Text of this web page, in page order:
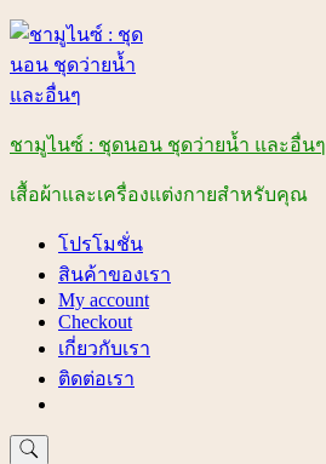
Skip
content
ชามูไนซ์ : ชุดนอน ชุดว่ายน้ำ และอื่นๆ
เสื้อผ้าและเครื่องแต่งกายสำหรับคุณ
โปรโมชั่น
สินค้าของเรา
My account
Checkout
เกี่ยวกับเรา
ติดต่อเรา